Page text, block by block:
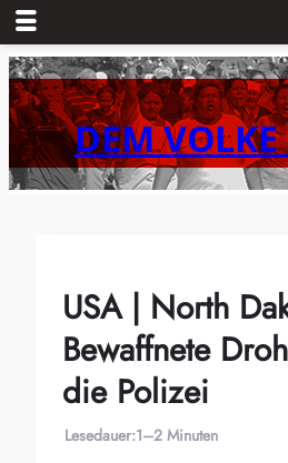
Zum
Inhalt
springenDEM
USA | North
Bewaffnete
die Polizei
Lesedauer:1–2 Minuten